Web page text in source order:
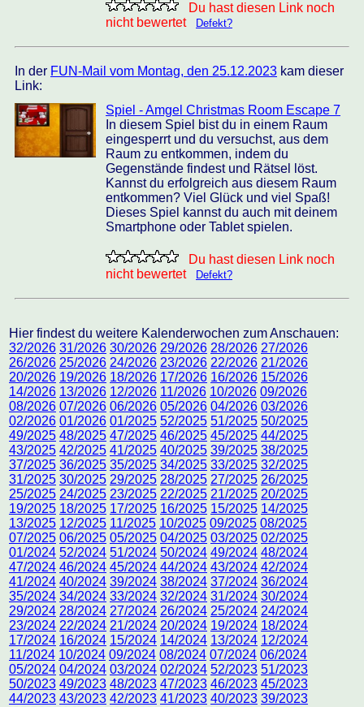
Du hast diesen Link noch
nicht bewertet
Defekt?
In der FUN-Mail vom Montag, den 25.12.2023 kam dieser
Link:
Spiel - Amgel Christmas Room Escape 7
In diesem Spiel bist du in einem Raum
eingesperrt und du versuchst, aus dem
Raum zu entkommen, indem du
Gegenstände findest und Rätsel löst.
Kannst du erfolgreich aus diesem Raum
entkommen? Viel Glück und viel Spaß!
Dieses Spiel kannst du auch mit deinem
Smartphone oder Tablet spielen.
Du hast diesen Link noch
nicht bewertet
Defekt?
Hier findest du weitere Kalenderwochen zum Anschauen:
32/2026 31/2026 30/2026 29/2026 28/2026 27/2026
26/2026 25/2026 24/2026 23/2026 22/2026 21/2026
20/2026 19/2026 18/2026 17/2026 16/2026 15/2026
14/2026 13/2026 12/2026 11/2026 10/2026 09/2026
08/2026 07/2026 06/2026 05/2026 04/2026 03/2026
02/2026 01/2026 01/2025 52/2025 51/2025 50/2025
49/2025 48/2025 47/2025 46/2025 45/2025 44/2025
43/2025 42/2025 41/2025 40/2025 39/2025 38/2025
37/2025 36/2025 35/2025 34/2025 33/2025 32/2025
31/2025 30/2025 29/2025 28/2025 27/2025 26/2025
25/2025 24/2025 23/2025 22/2025 21/2025 20/2025
19/2025 18/2025 17/2025 16/2025 15/2025 14/2025
13/2025 12/2025 11/2025 10/2025 09/2025 08/2025
07/2025 06/2025 05/2025 04/2025 03/2025 02/2025
01/2024 52/2024 51/2024 50/2024 49/2024 48/2024
47/2024 46/2024 45/2024 44/2024 43/2024 42/2024
41/2024 40/2024 39/2024 38/2024 37/2024 36/2024
35/2024 34/2024 33/2024 32/2024 31/2024 30/2024
29/2024 28/2024 27/2024 26/2024 25/2024 24/2024
23/2024 22/2024 21/2024 20/2024 19/2024 18/2024
17/2024 16/2024 15/2024 14/2024 13/2024 12/2024
11/2024 10/2024 09/2024 08/2024 07/2024 06/2024
05/2024 04/2024 03/2024 02/2024 52/2023 51/2023
50/2023 49/2023 48/2023 47/2023 46/2023 45/2023
44/2023 43/2023 42/2023 41/2023 40/2023 39/2023